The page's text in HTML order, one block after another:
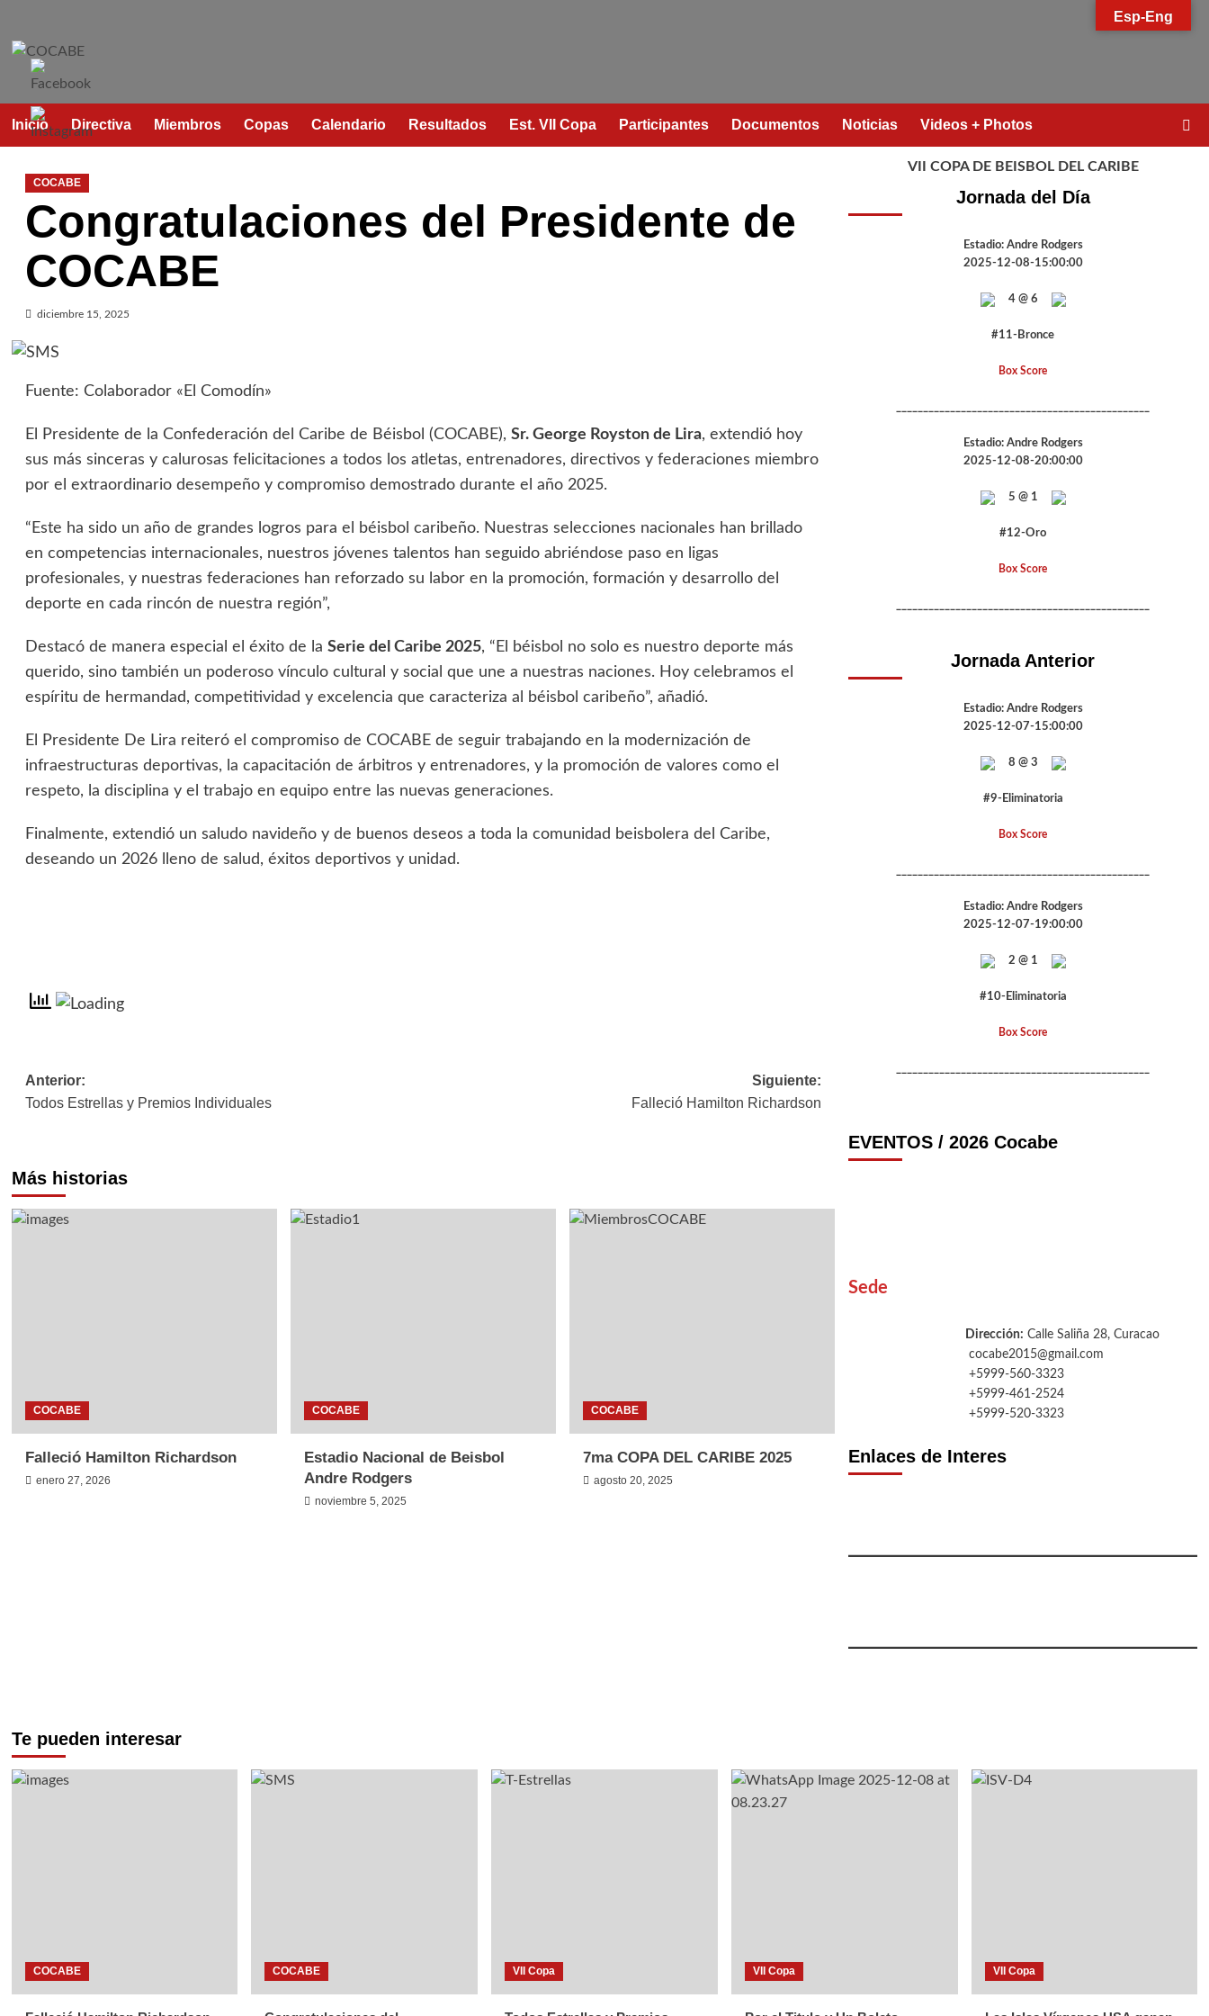
contenido
Inicio Directiva Miembros Copas Calendario Resultados Est. VII Copa Participantes Documentos Noticias Videos + Photos
COCABE
Congratulaciones del Presidente de
COCABE
diciembre 15, 2025
Fuente: Colaborador «El Comodín»
El Presidente de la Confederación del Caribe de Béisbol (COCABE), Sr. George Royston de Lira, extendió hoy
sus más sinceras y calurosas felicitaciones a todos los atletas, entrenadores, directivos y federaciones miembro
por el extraordinario desempeño y compromiso demostrado durante el año 2025.
“Este ha sido un año de grandes logros para el béisbol caribeño. Nuestras selecciones nacionales han brillado
en competencias internacionales, nuestros jóvenes talentos han seguido abriéndose paso en ligas
profesionales, y nuestras federaciones han reforzado su labor en la promoción, formación y desarrollo del
deporte en cada rincón de nuestra región”,
Destacó de manera especial el éxito de la Serie del Caribe 2025, “El béisbol no solo es nuestro deporte más
querido, sino también un poderoso vínculo cultural y social que une a nuestras naciones. Hoy celebramos el
espíritu de hermandad, competitividad y excelencia que caracteriza al béisbol caribeño”, añadió.
El Presidente De Lira reiteró el compromiso de COCABE de seguir trabajando en la modernización de
infraestructuras deportivas, la capacitación de árbitros y entrenadores, y la promoción de valores como el
respeto, la disciplina y el trabajo en equipo entre las nuevas generaciones.
Finalmente, extendió un saludo navideño y de buenos deseos a toda la comunidad beisbolera del Caribe,
deseando un 2026 lleno de salud, éxitos deportivos y unidad.
Navegación
de
Anterior:
Todos Estrellas y Premios Individuales
Siguiente:
Falleció Hamilton Richardson
Más historias
COCABE
Falleció Hamilton Richardson
enero 27, 2026
COCABE
Estadio Nacional de Beisbol
Andre Rodgers
noviembre 5, 2025
COCABE
7ma COPA DEL CARIBE 2025
agosto 20, 2025
VII COPA DE BEISBOL DEL CARIBE
Jornada del Día
Estadio: Andre Rodgers
2025-12-08-15:00:00
4 @ 6
#11-Bronce
Box Score
Estadio: Andre Rodgers
2025-12-08-20:00:00
5 @ 1
#12-Oro
Box Score
Jornada Anterior
Estadio: Andre Rodgers
2025-12-07-15:00:00
8 @ 3
#9-Eliminatoria
Box Score
Estadio: Andre Rodgers
2025-12-07-19:00:00
2 @ 1
#10-Eliminatoria
Box Score
EVENTOS / 2026 Cocabe
Sede
Dirección: Calle Saliña 28, Curacao
cocabe2015@gmail.com
+5999-560-3323
+5999-461-2524
+5999-520-3323
Enlaces de Interes
Te pueden interesar
COCABE COCABE VII Copa VII Copa VII Copa
Esp-Eng